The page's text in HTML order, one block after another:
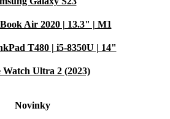
Air 2020 | 13.3" | M1
T480 | i5-8350U | 14"
Watch Ultra 2 (2023)
Novinky